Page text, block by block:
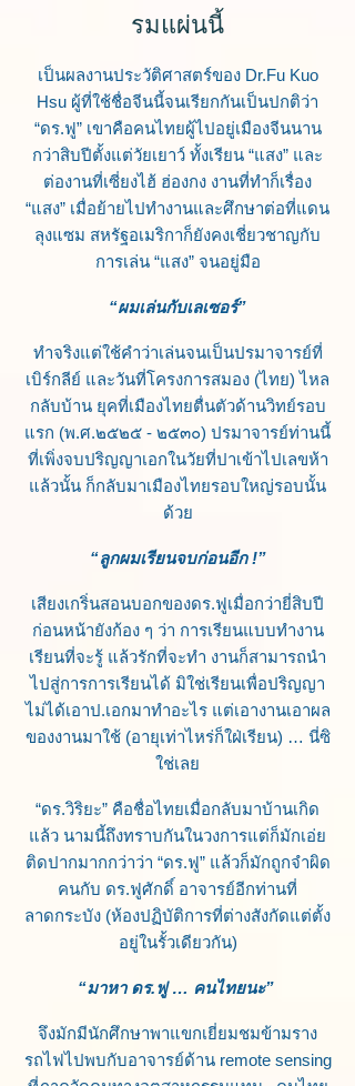
รมแผ่นนี้
เป็นผลงานประวัติศาสตร์ของ Dr.Fu Kuo
Hsu ผู้ที่ใช้ชื่อจีนนี้จนเรียกกันเป็นปกติว่า
“ดร.ฟู” เขาคือคนไทยผู้ไปอยู่เมืองจีนนาน
กว่าสิบปีตั้งแต่วัยเยาว์ ทั้งเรียน “แสง” และ
ต่องานที่เซี่ยงไฮ้ ฮ่องกง งานที่ทำก็เรื่อง
“แสง” เมื่อย้ายไปทำงานและศึกษาต่อที่แดน
ลุงแซม สหรัฐอเมริกาก็ยังคงเชี่ยวชาญกับ
การเล่น “แสง” จนอยู่มือ
“ผมเล่นกับเลเซอร์”
ทำจริงแต่ใช้คำว่าเล่นจนเป็นปรมาจารย์ที่
เบิร์กลีย์ และวันที่โครงการสมอง (ไทย) ไหล
กลับบ้าน ยุคที่เมืองไทยตื่นตัวด้านวิทย์รอบ
แรก (พ.ศ.๒๕๒๕ - ๒๕๓๐) ปรมาจารย์ท่านนี้
ที่เพิ่งจบปริญญาเอกในวัยที่ปาเข้าไปเลขห้า
แล้วนั้น ก็กลับมาเมืองไทยรอบใหญ่รอบนั้น
ด้วย
“ลูกผมเรียนจบก่อนอีก !”
เสียงเกริ่นสอนบอกของดร.ฟูเมื่อกว่ายี่สิบปี
ก่อนหน้ายังก้อง ๆ ว่า การเรียนแบบทำงาน
เรียนที่จะรู้ แล้วรักที่จะทำ งานก็สามารถนำ
ไปสู่การการเรียนได้ มิใช่เรียนเพื่อปริญญา
ไม่ได้เอาป.เอกมาทำอะไร แต่เอางานเอาผล
ของงานมาใช้ (อายุเท่าไหร่ก็ใฝ่เรียน) … นี่ซิ
ใช่เลย
“ดร.วิริยะ” คือชื่อไทยเมื่อกลับมาบ้านเกิด
แล้ว นามนี้ถึงทราบกันในวงการแต่ก็มักเอ่ย
ติดปากมากกว่าว่า “ดร.ฟู” แล้วก็มักถูกจำผิด
คนกับ ดร.ฟูศักดิ์ อาจารย์อีกท่านที่
ลาดกระบัง (ห้องปฏิบัติการที่ต่างสังกัดแต่ตั้ง
อยู่ในรั้วเดียวกัน)
“มาหา ดร.ฟู … คนไทยนะ”
จึงมักมีนักศึกษาพาแขกเยี่ยมชมข้ามราง
รถไฟไปพบกับอาจารย์ด้าน remote sensing